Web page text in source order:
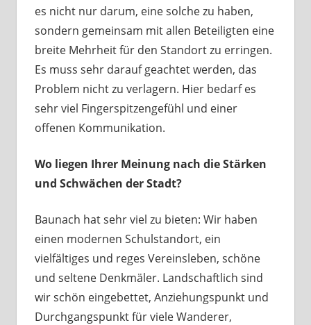
es nicht nur darum, eine solche zu haben,
sondern gemeinsam mit allen Beteiligten eine
breite Mehrheit für den Standort zu erringen.
Es muss sehr darauf geachtet werden, das
Problem nicht zu verlagern. Hier bedarf es
sehr viel Fingerspitzengefühl und einer
offenen Kommunikation.
Wo liegen Ihrer Meinung nach die Stärken
und Schwächen der Stadt?
Baunach hat sehr viel zu bieten: Wir haben
einen modernen Schulstandort, ein
vielfältiges und reges Vereinsleben, schöne
und seltene Denkmäler. Landschaftlich sind
wir schön eingebettet, Anziehungspunkt und
Durchgangspunkt für viele Wanderer,